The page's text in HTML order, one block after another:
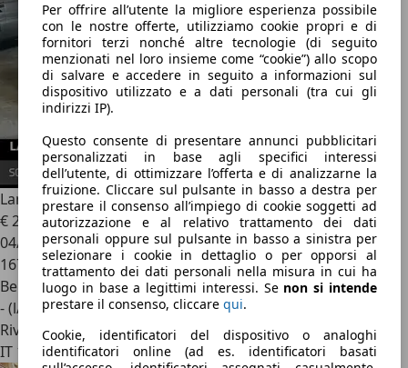
Per offrire all’utente la migliore esperienza possibile
con le nostre offerte, utilizziamo cookie propri e di
fornitori terzi nonché altre tecnologie (di seguito
menzionati nel loro insieme come “cookie”) allo scopo
di salvare e accedere in seguito a informazioni sul
dispositivo utilizzato e a dati personali (tra cui gli
indirizzi IP).
Questo consente di presentare annunci pubblicitari
personalizzati in base agli specifici interessi
dell’utente, di ottimizzare l’offerta e di analizzarne la
fruizione. Cliccare sul pulsante in basso a destra per
prestare il consenso all’impiego di cookie soggetti ad
autorizzazione e al relativo trattamento dei dati
personali oppure sul pulsante in basso a sinistra per
selezionare i cookie in dettaglio o per opporsi al
trattamento dei dati personali nella misura in cui ha
luogo in base a legittimi interessi. Se non si intende
prestare il consenso, cliccare qui.
Cookie, identificatori del dispositivo o analoghi
identificatori online (ad es. identificatori basati
Lancia YpsilonYPSILON 1.2 16V PLATINO
€ 2.499
04/2004
167.247 km
Benzina
- (l/100 km)
Rivenditore
IT 14057